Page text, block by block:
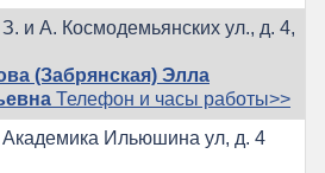
и А. Космодемьянских ул., д. 4,
(Забрянская) Элла
Телефон и часы работы>>
Академика Ильюшина ул, д. 4